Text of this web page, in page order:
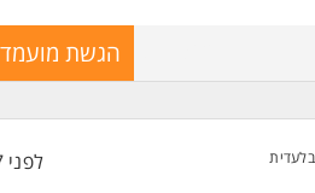
מחוץ לעבודה
הגשת
לפני 7 שעות